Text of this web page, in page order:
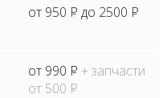
от 950 P до 2500 P
от 990 P + запчасти
от 500 P